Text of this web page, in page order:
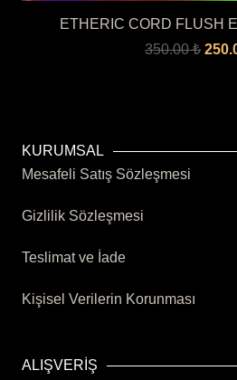
ETHERIC CORD FLUSH
350.00₺
KURUMSAL
Mesafeli Satış Sözleşmesi
Gizlilik Sözleşmesi
Teslimat ve İade
Kişisel Verilerin Korunması
ALIŞVERİŞ